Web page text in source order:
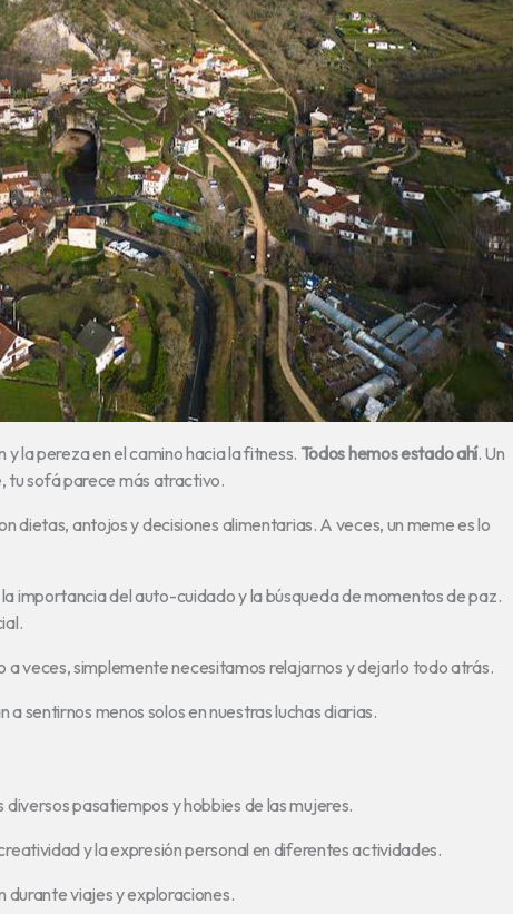
la pereza en el camino hacia la fitness. Todos hemos estado ahí. Un
tu sofá parece más atractivo.
dietas, antojos y decisiones alimentarias. A veces, un meme es lo
importancia del auto-cuidado y la búsqueda de momentos de paz.
a veces, simplemente necesitamos relajarnos y dejarlo todo atrás.
sentirnos menos solos en nuestras luchas diarias.
pasatiempos y hobbies de las mujeres.
y la expresión personal en diferentes actividades.
durante viajes y exploraciones.